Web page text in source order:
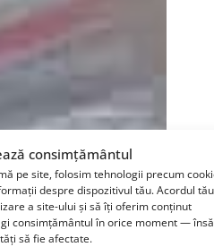
consimțământul
pe site, folosim tehnologii precum
despre dispozitivul tău. Acordul
a site-ului și să îți oferim conținut
consimțământul în orice moment — însă
să fie afectate.